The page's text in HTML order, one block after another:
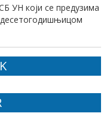
УН који се предузима